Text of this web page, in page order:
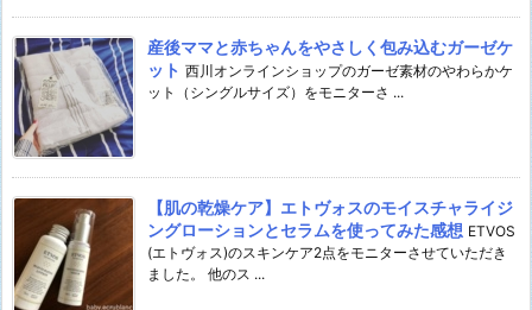
産後ママと赤ちゃんをやさしく包み込むガーゼケ
ット 西川オンラインショップのガーゼ素材のやわらかケ
ット（シングルサイズ）をモニターさ ...
【肌の乾燥ケア】エトヴォスのモイスチャライジ
ングローションとセラムを使ってみた感想 ETVOS
(エトヴォス)のスキンケア2点をモニターさせていただき
ました。 他のス ...